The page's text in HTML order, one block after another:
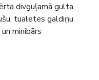
divguļamā gulta
tualetes galdiņu
minibārs